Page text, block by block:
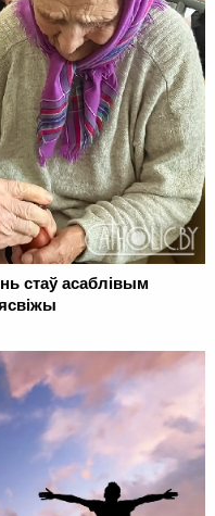
стаў асаблівым